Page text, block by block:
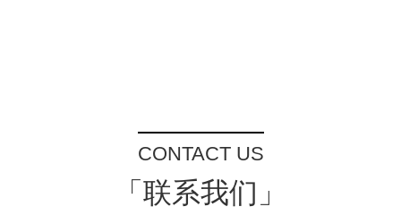
CONTACT US
「联系我们」